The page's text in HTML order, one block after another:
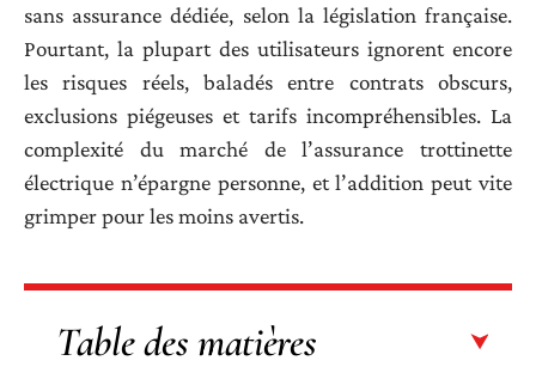
sans assurance dédiée, selon la législation française.
Pourtant, la plupart des utilisateurs ignorent encore
les risques réels, baladés entre contrats obscurs,
exclusions piégeuses et tarifs incompréhensibles. La
complexité du marché de l’assurance trottinette
électrique n’épargne personne, et l’addition peut vite
grimper pour les moins avertis.
Table des matières